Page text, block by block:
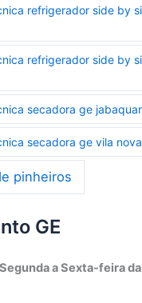
refrigerador side by
refrigerador side by
secadora ge
secadora ge vila
pinheiros
GE
a Sexta-feira